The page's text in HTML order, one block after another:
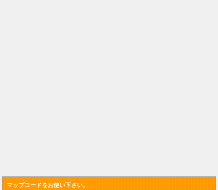
マップコードをお使い下さい。